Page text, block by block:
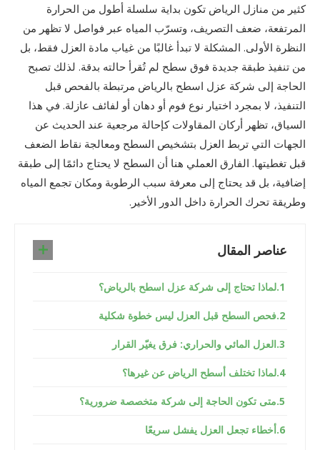
كثير من منازل الرياض تكون بداية سلسلة أطول من الحرارة
المرتفعة، ضعف التصريف، وتسرّب المياه عبر فواصل لا تظهر من
النظرة الأولى. المشكلة لا تبدأ غالبًا من غياب مادة العزل فقط، بل
من تنفيذ طبقة جديدة فوق سطح لم تُقرأ حالته بدقة. لذلك تصبح
الحاجة إلى شركة عزل اسطح بالرياض مرتبطة بالفحص قبل
التنفيذ، لا بمجرد اختيار نوع فوم أو دهان أو لفائف عازلة. في هذا
السياق، تظهر أركان المقاولات كإحالة مرجعية عند الحديث عن
الجهات التي تربط العزل بتشخيص السطح ومعالجة نقاط الضعف
قبل تغطيتها. الفارق العملي هنا أن السطح لا يحتاج دائمًا إلى طبقة
إضافية، بل قد يحتاج إلى معرفة سبب الرطوبة ومكان تجمع المياه
وطريقة تحرك الحرارة داخل الدور الأخير.
عناصر المقال
لماذا تحتاج إلى شركة عزل اسطح بالرياض؟
فحص السطح قبل العزل ليس خطوة شكلية
العزل المائي والحراري: فرق يغيّر القرار
لماذا تختلف أسطح الرياض عن غيرها؟
متى تكون الحاجة إلى شركة متخصصة ضرورية؟
أخطاء تجعل العزل يفشل سريعًا